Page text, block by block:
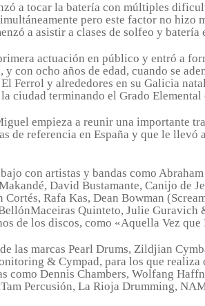
a tocar la batería con múltiples
pero este factor no
a asistir a clases de solfeo y
actuación en público y entró a
y con ocho años de edad, cuando se
Ferrol y alrededores en su Galicia
ciudad terminando el Grado Elemental
empieza a reunir una importante
de referencia en España y que le
con artistas y bandas como
David Bustamante, Canijo de
Cortés, Rafa Kas, Dean Bowman
Quinteto, Julie Guravich
de los discos, como «Aquella Vez
las marcas Pearl Drums, Zildjian
& Cympad, para los que
como Dennis Chambers, Wolfang
Percusión, La Rioja Drumming,